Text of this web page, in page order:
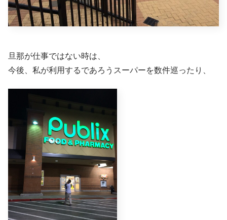
旦那が仕事ではない時は、
今後、私が利用するであろうスーパーを数件巡ったり、